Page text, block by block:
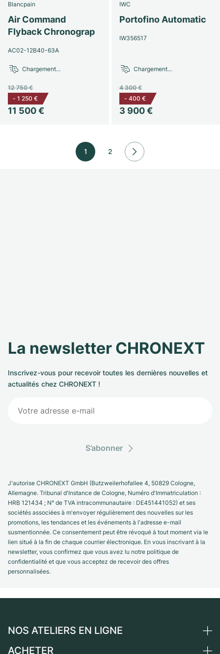
Blancpain
Air Command
Flyback Chronograp
AC02-12B40-63A
11 500 €
12 750 €
- 1 250 €
Chargement…
IWC
Portofino Automatic
IW356517
3 900 €
4 300 €
- 400 €
Chargement…
1 2
La newsletter CHRONEXT
Inscrivez-vous pour recevoir toutes les dernières nouvelles et
actualités chez CHRONEXT !
S’abonner
J'autorise CHRONEXT GmbH (Butzweilerhofallee 4, 50829 Cologne,
Allemagne. Tribunal d'Instance de Cologne, Numéro d'Immatriculation :
HRB 121434 ; N° de TVA intracommunautaire : DE451441052) et ses
sociétés associées à m'envoyer régulièrement des nouvelles sur les
promotions, les tendances et les événements à l'adresse e-mail
susmentionnée. Ce consentement peut être révoqué à tout moment via le
lien situé à la fin de chaque courrier électronique. En vous inscrivant à la
newsletter, vous confirmez que vous avez lu notre politique de
confidentialité et que vous acceptez de recevoir des offres
personnalisées.
NOS ATELIERS EN LIGNE
Allemagne
ACHETER